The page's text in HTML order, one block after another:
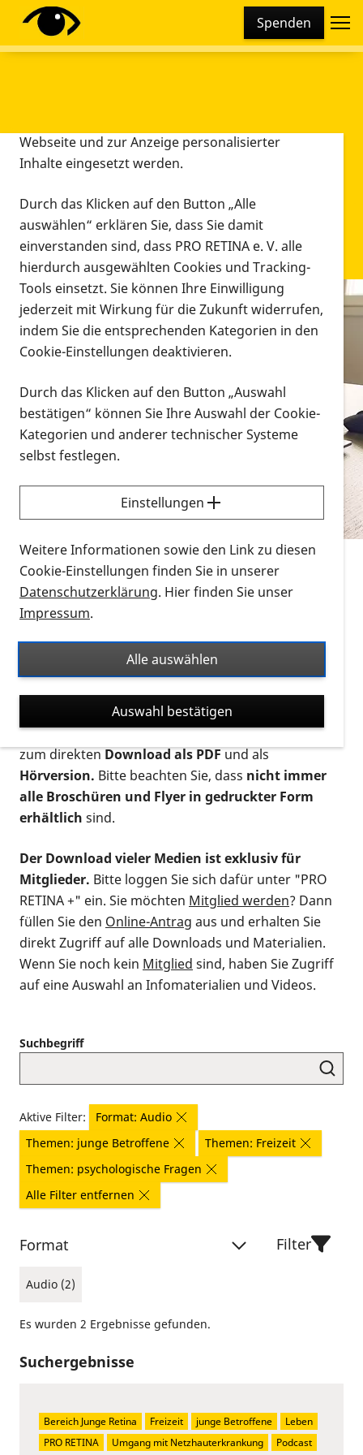
Spenden
Infomaterial
Infomaterial
Vorlesen
Alle Infomaterialien in verschiedenen
Formaten an einem Ort
Sie möchten wissen, wie Sie nach Infonmaterial
suchen und dieses bestellen bzw. herunterladen
können? Schauen Sie sich dieErklärvideos zum
Thema Infomaterial auf der PRO RETINA-Website
für blinde und sehbehinderte Menschen an.
Auf dieser Seite finden Sie sämtliches Infomaterial
Ort. Nutzen Sie den Formatfilter, um ausschließlich
nach Flyern und Broschüren, Audios oder Videos zu
suchen. Die meisten Flyer und Broschüren werden in
verschiedenen Formaten angeboten: zur
postalischen Bestellung als gedruckte Variante
zum direktenDownload als PDFund als
Hörversion. Bitte beachten Sie, dass nicht immer
alle Broschüren und Flyer in gedruckter Form
erhältlich sind.
Der Download vieler Medien ist exklusiv für
Mitglieder. Bitte loggen Sie sich dafür unter "PRO
RETINA +" ein. Sie möchten Mitglied werden? Dann
füllen Sie den Online-Antrag aus und erhalten Sie
direkt Zugriff auf alle Downloads und Materialien.
Wenn Sie noch kein Mitglied sind, haben Sie Zugriff
auf eine Auswahl an Infomaterialien und Videos.
Suchbegriff
Aktive Filter:
Format: Audio
Themen: junge Betroffene
Themen: Freizeit
Themen: psychologische Fragen
Alle Filter entfernen
Format
Audio (2)
Filter
Es wurden 2 Ergebnisse gefunden.
Suchergebnisse
Bereich Junge Retina Freizeit junge Betroffene
Leben
PRO RETINA
Umgang mit Netzhauterkrankung Podcast
Diese Webseite setzt verschiedene Cookies und
Tracking-Tools ein. Dies beinhaltet Cookies und
Webseite und zur Anzeige personalisierter
Inhalte eingesetzt werden.
Durch das Klicken auf den Button „Alle
auswählen“ erklären Sie, dass Sie damit
einverstanden sind, dass PRO RETINA e. V. alle
hierdurch ausgewählten Cookies und Tracking-
Tools einsetzt. Sie können Ihre Einwilligung
jederzeit mit Wirkung für die Zukunft widerrufen,
indem Sie die entsprechenden Kategorien in den
Cookie-Einstellungen deaktivieren.
Durch das Klicken auf den Button „Auswahl
bestätigen“ können Sie Ihre Auswahl der Cookie-
Kategorien und anderer technischer Systeme
selbst festlegen.
Einstellungen
Weitere Informationen sowie den Link zu diesen
Cookie-Einstellungen finden Sie in unserer
Datenschutzerklärung. Hier finden Sie unser
Impressum.
Alle auswählen
Auswahl bestätigen